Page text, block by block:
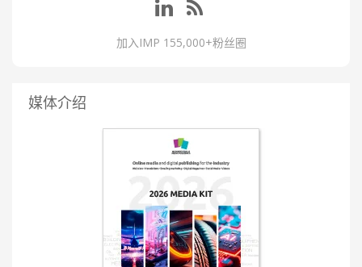
加入IMP 155,000+粉丝圈
媒体介绍